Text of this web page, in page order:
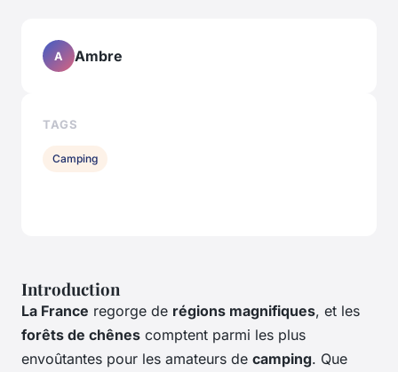
Introduction
La France regorge de régions magnifiques, et les
forêts de chênes comptent parmi les plus
envoûtantes pour les amateurs de camping. Que
A Ambre
TAGS
Camping